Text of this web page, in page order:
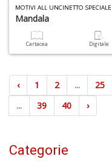
Mandala
Cartacea Digitale
‹ 1 2 ... 25
...
39 40 ›
Categorie